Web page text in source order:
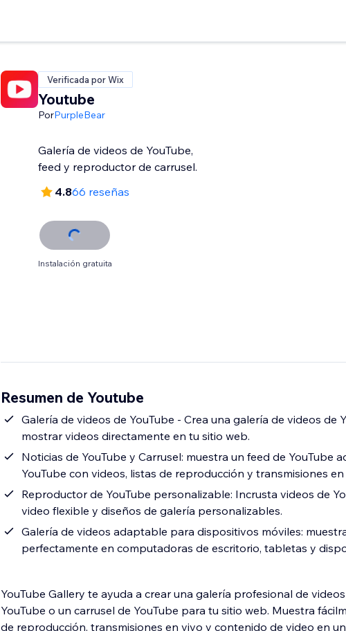
Verificada por Wix
Youtube
PorPurpleBear
Galería de videos de YouTube,
feed y reproductor de carrusel.
4.866 reseñas
Instalación gratuita
Resumen de Youtube
Galería de videos de YouTube - Crea una galería de videos de
mostrar videos directamente en tu sitio web.
Noticias de YouTube y Carrusel: muestra un feed de YouTube
YouTube con videos, listas de reproducción y transmisiones en
Reproductor de YouTube personalizable: Incrusta videos de
video flexible y diseños de galería personalizables.
Galería de videos adaptable para dispositivos móviles:
perfectamente en computadoras de escritorio, tabletas y
YouTube Gallery te ayuda a crear una galería profesional de
YouTube o un carrusel de YouTube para tu sitio web. Muestra
de reproducción, transmisiones en vivo y contenido de video en